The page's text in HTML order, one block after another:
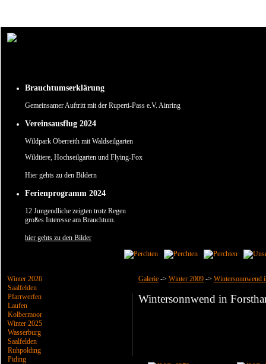
Brauchtumserklärung
Gemeinsamer Auftritt mit der Ruperti-Pass e.V. Ainring
Vereinsausflug 2024
Wildpark Oberreith mit Waldseilgarten
Wildtiere, Hochseilgarten und Flying-Fox
Hier gehts zu den Bildern
Ferienprogramm 2024
12 Jungendliche zeigten trotz Regen
großes Interesse am Brauchtum.
hier gehts zu den Bilder
Winter 2026
Saalfelden
Pfarrwerfen
Laufen
Kolbermoor
Winter 2025
Wasserburg
Saalfelden
Ruhpolding
Piding
Galerie -> Winter 2009 -> Wintersonnwend
Wintersonnwend in